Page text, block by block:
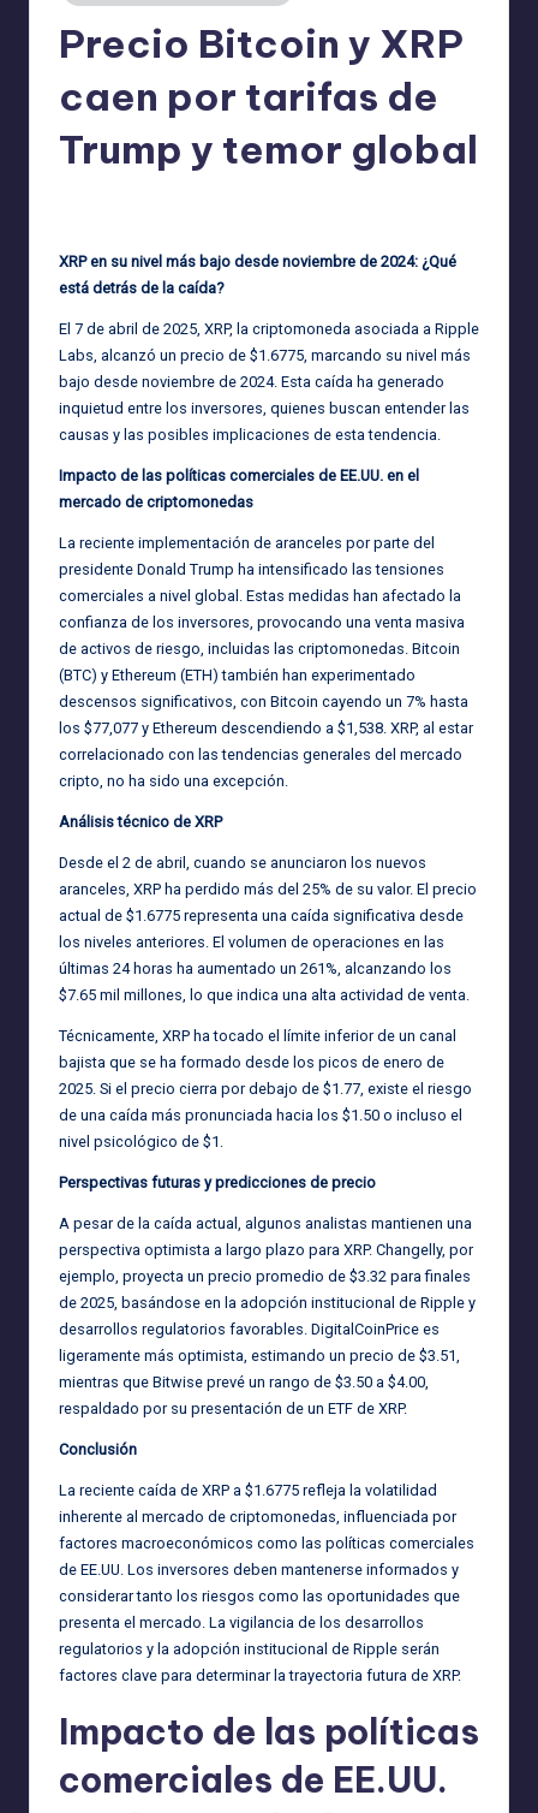
Precio Bitcoin y XRP
caen por tarifas de
Trump y temor global
XRP en su nivel más bajo desde noviembre de 2024: ¿Qué
está detrás de la caída?
El 7 de abril de 2025, XRP, la criptomoneda asociada a Ripple
Labs, alcanzó un precio de $1.6775, marcando su nivel más
bajo desde noviembre de 2024. Esta caída ha generado
inquietud entre los inversores, quienes buscan entender las
causas y las posibles implicaciones de esta tendencia.
Impacto de las políticas comerciales de EE.UU. en el
mercado de criptomonedas
La reciente implementación de aranceles por parte del
presidente Donald Trump ha intensificado las tensiones
comerciales a nivel global. Estas medidas han afectado la
confianza de los inversores, provocando una venta masiva
de activos de riesgo, incluidas las criptomonedas. Bitcoin
(BTC) y Ethereum (ETH) también han experimentado
descensos significativos, con Bitcoin cayendo un 7% hasta
los $77,077 y Ethereum descendiendo a $1,538. XRP, al estar
correlacionado con las tendencias generales del mercado
cripto, no ha sido una excepción.
Análisis técnico de XRP
Desde el 2 de abril, cuando se anunciaron los nuevos
aranceles, XRP ha perdido más del 25% de su valor. El precio
actual de $1.6775 representa una caída significativa desde
los niveles anteriores. El volumen de operaciones en las
últimas 24 horas ha aumentado un 261%, alcanzando los
$7.65 mil millones, lo que indica una alta actividad de venta.
Técnicamente, XRP ha tocado el límite inferior de un canal
bajista que se ha formado desde los picos de enero de
2025. Si el precio cierra por debajo de $1.77, existe el riesgo
de una caída más pronunciada hacia los $1.50 o incluso el
nivel psicológico de $1.
Perspectivas futuras y predicciones de precio
A pesar de la caída actual, algunos analistas mantienen una
perspectiva optimista a largo plazo para XRP. Changelly, por
ejemplo, proyecta un precio promedio de $3.32 para finales
de 2025, basándose en la adopción institucional de Ripple y
desarrollos regulatorios favorables. DigitalCoinPrice es
ligeramente más optimista, estimando un precio de $3.51,
mientras que Bitwise prevé un rango de $3.50 a $4.00,
respaldado por su presentación de un ETF de XRP.
Conclusión
La reciente caída de XRP a $1.6775 refleja la volatilidad
inherente al mercado de criptomonedas, influenciada por
factores macroeconómicos como las políticas comerciales
de EE.UU. Los inversores deben mantenerse informados y
considerar tanto los riesgos como las oportunidades que
presenta el mercado. La vigilancia de los desarrollos
regulatorios y la adopción institucional de Ripple serán
factores clave para determinar la trayectoria futura de XRP.
Impacto de las políticas
comerciales de EE.UU.